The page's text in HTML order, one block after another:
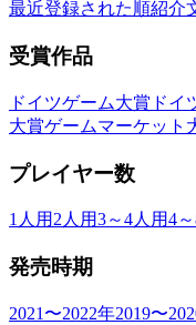
最近登録された順紹介
受賞作品
ドイツゲーム大賞 ドイ
大賞ゲームマーケット
プレイヤー数
1人用 2人用3～4人用4
発売時期
2021〜2022年2019〜